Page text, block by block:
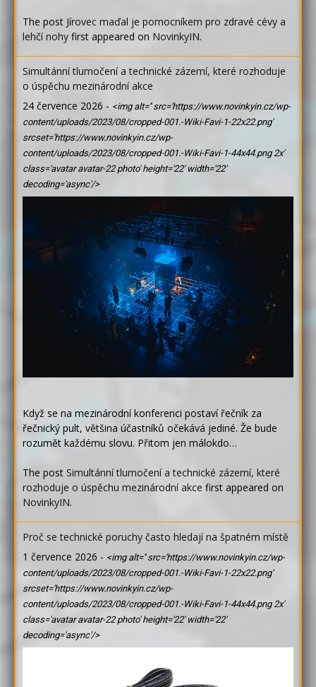
The post Jírovec maďal je pomocníkem pro zdravé cévy a
lehčí nohy first appeared on NovinkyIN.
Simultánní tlumočení a technické zázemí, které rozhoduje
o úspěchu mezinárodní akce
24 července 2026 - <img alt='' src='https://www.novinkyin.cz/wp-
content/uploads/2023/08/cropped-001.-Wiki-Favi-1-22x22.png'
srcset='https://www.novinkyin.cz/wp-
content/uploads/2023/08/cropped-001.-Wiki-Favi-1-44x44.png 2x'
class='avatar avatar-22 photo' height='22' width='22'
decoding='async'/>
Když se na mezinárodní konferenci postaví řečník za
řečnický pult, většina účastníků očekává jediné. Že bude
rozumět každému slovu. Přitom jen málokdo…
The post Simultánní tlumočení a technické zázemí, které
rozhoduje o úspěchu mezinárodní akce first appeared on
NovinkyIN.
Proč se technické poruchy často hledají na špatném místě
1 července 2026 - <img alt='' src='https://www.novinkyin.cz/wp-
content/uploads/2023/08/cropped-001.-Wiki-Favi-1-22x22.png'
srcset='https://www.novinkyin.cz/wp-
content/uploads/2023/08/cropped-001.-Wiki-Favi-1-44x44.png 2x'
class='avatar avatar-22 photo' height='22' width='22'
decoding='async'/>